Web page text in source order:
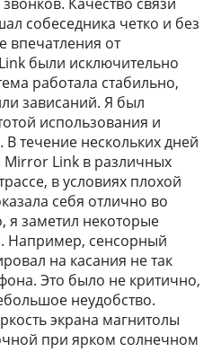
собеседника четко и без
впечатления от
были исключительно
работала стабильно,
зависаний. Я был
использования и
течение нескольких дней
Mirror Link в различных
в условиях плохой
себя отлично во
я заметил некоторые
Например, сенсорный
на касания не так
Это было не критично,
неудобство.
экрана магнитолы
при ярком солнечном